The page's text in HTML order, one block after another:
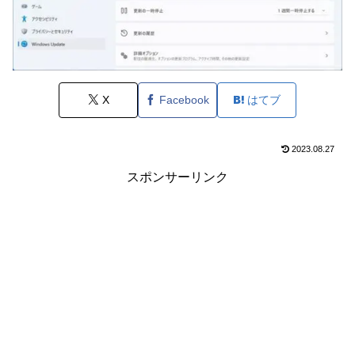
X Facebook はてブ
2023.08.27
スポンサーリンク